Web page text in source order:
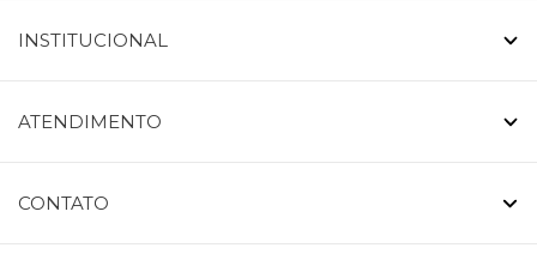
INSTITUCIONAL
ATENDIMENTO
CONTATO